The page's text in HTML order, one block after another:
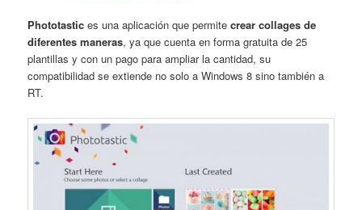
Phototastic es una aplicación que permitecrear collages de
diferentes maneras, ya que cuenta en forma gratuita de 25
plantillas y con un pago para ampliar la cantidad, su
compatibilidad se extiende no solo a Windows 8 sino también a
RT.